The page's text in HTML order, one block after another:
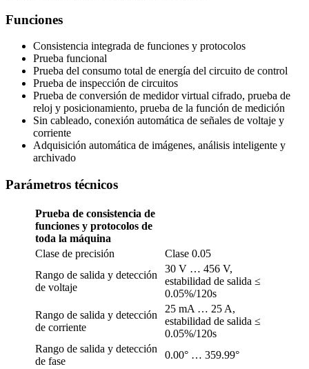
Funciones
Consistencia integrada de funciones y protocolos
Prueba funcional
Prueba del consumo total de energía del circuito de control
Prueba de inspección de circuitos
Prueba de conversión de medidor virtual cifrado, prueba de
reloj y posicionamiento, prueba de la función de medición
Sin cableado, conexión automática de señales de voltaje y
corriente
Adquisición automática de imágenes, análisis inteligente y
archivado
Parámetros técnicos
Prueba de consistencia de
funciones y protocolos de
toda la máquina
Clase de precisión
Clase 0.05
Rango de salida y detección
de voltaje
30 V … 456 V,
estabilidad de salida ≤
0.05%/120s
Rango de salida y detección
de corriente
25 mA … 25 A,
estabilidad de salida ≤
0.05%/120s
Rango de salida y detección
de fase
0.00° … 359.99°